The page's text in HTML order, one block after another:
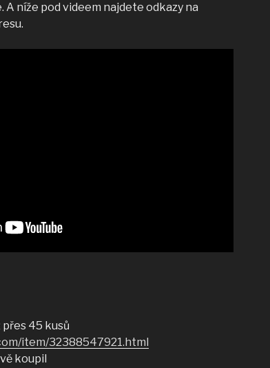
A níže pod videem najdete odkazy na
přes 45 kusů
item/32388547921.html
koupil